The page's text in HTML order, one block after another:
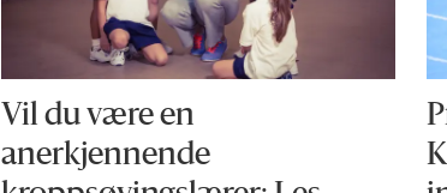
Vil du være en
anerkjennende